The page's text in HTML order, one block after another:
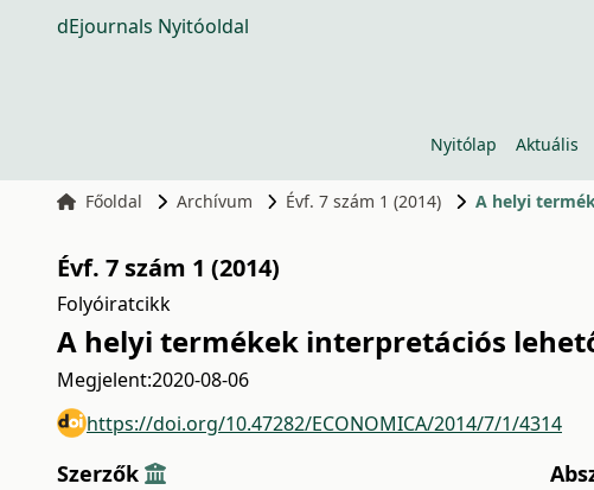
dEjournals Nyitóoldal
Nyitólap Aktuális
Főoldal Archívum Évf. 7 szám 1 (2014) A helyi
Évf. 7 szám 1 (2014)
Folyóiratcikk
A helyi termékek interpretációs
Megjelent:2020-08-06
https://doi.org/10.47282/ECONOMICA/2014/7/1/4314
Szerzők